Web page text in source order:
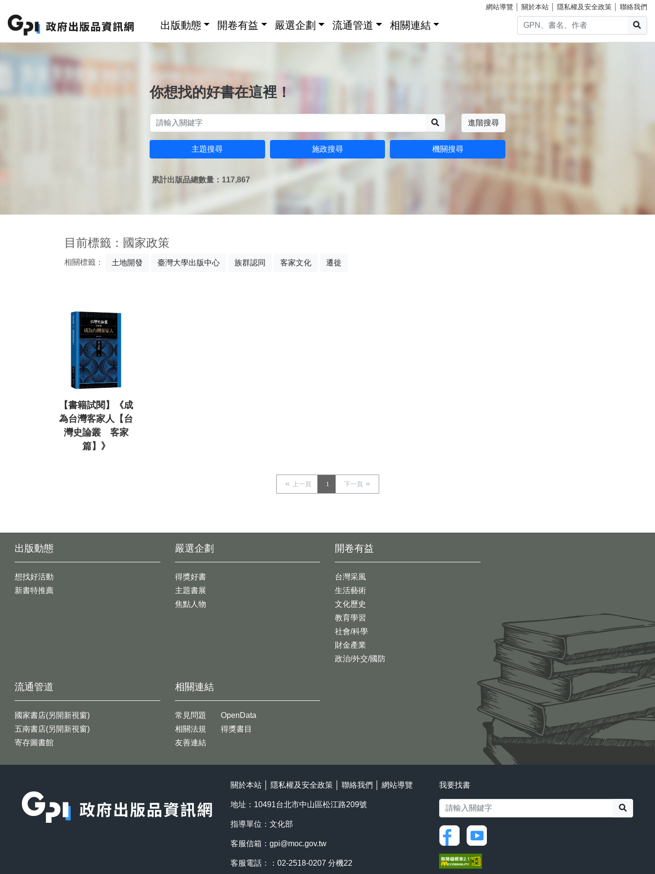
網站導覽 關於本站 隱私權及安全政策 聯絡我們
出版動態 開卷有益 嚴選企劃 流通管道 相關連結
你想找的好書在這裡！
進階搜尋
主題搜尋 施政搜尋 機關搜尋
累計出版品總數量：117,867
目前標籤：國家政策
相關標籤： 土地開發 臺灣大學出版中心 族群認同 客家文化 遷徙
【書籍試閱】《成
為台灣客家人【台
灣史論叢 客家
篇】》
上一頁 1 下一頁
出版動態
想找好活動
新書特推薦
開卷有益
台灣采風
生活藝術
文化歷史
教育學習
社會/科學
財金產業
政治/外交/國防
嚴選企劃
得獎好書
主題書展
焦點人物
流通管道
國家書店(另開新視窗)
五南書店(另開新視窗)
寄存圖書館
相關連結
常見問題
相關法規
友善連結
OpenData
得獎書目
關於本站 隱私權及安全政策 聯絡我們 網站導覽
地址：10491台北市中山區松江路209號
指導單位：文化部
客服信箱： gpi@moc.gov.tw
客服電話：：02-2518-0207 分機22
我要找書